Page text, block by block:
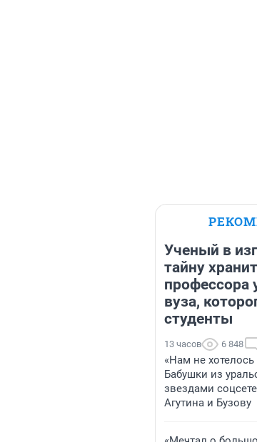
Ученый в
тайну
профессора
вуза,
студенты
13 часов 6 848
«Нам не
Бабушки из
звездами
Агутина и Бузову